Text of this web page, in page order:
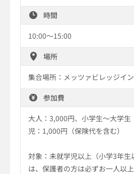
時間
10:00〜15:00
場所
集合場所：メッツァビレッジイ
参加費
大人：3,000円、小学生～大学
児：1,000円（保険代を含む）
対象：未就学児以上（小学3年
は、保護者の方は必ずお一人以